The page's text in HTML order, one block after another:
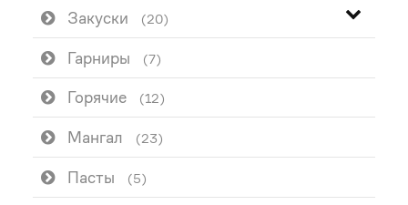
Закуски (20)
Гарниры (7)
Горячие (12)
Мангал (23)
Пасты (5)